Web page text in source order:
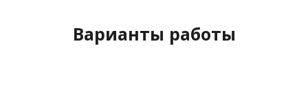
Варианты работы